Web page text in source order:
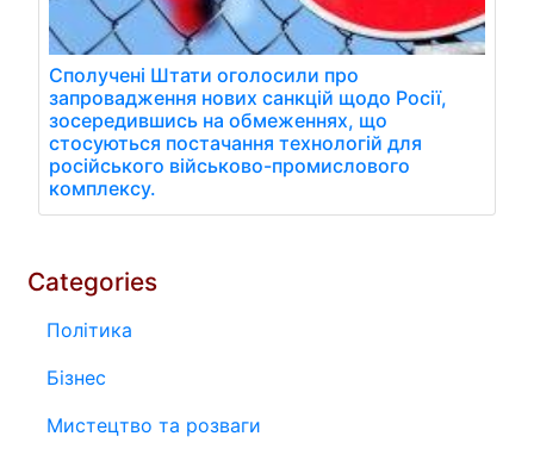
Сполучені Штати оголосили про
запровадження нових санкцій щодо Росії,
зосередившись на обмеженнях, що
стосуються постачання технологій для
російського військово-промислового
комплексу.
Categories
Політика
Бізнес
Мистецтво та розваги